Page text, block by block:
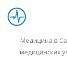
Медицина в
медицинских